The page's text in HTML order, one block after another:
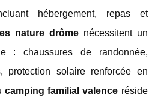
hébergement, repas et
nature drômenécessitent un
: chaussures de randonnée,
protection solaire renforcée en
camping familial valence réside